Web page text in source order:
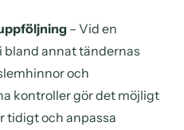
– Vid en
bland annat tändernas
och
kontroller gör det möjligt
tidigt och anpassa